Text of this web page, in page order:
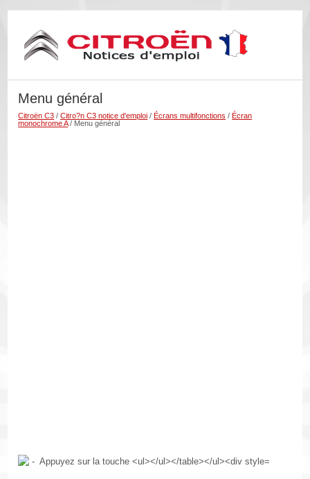
Menu général
Citroën C3 /Citro?n C3 notice d'emploi /Écrans multifonctions /Écran
monochrome A/ Menu général